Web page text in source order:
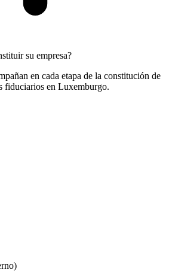
su empresa?
en cada etapa de la constitución de
fiduciarios en Luxemburgo.